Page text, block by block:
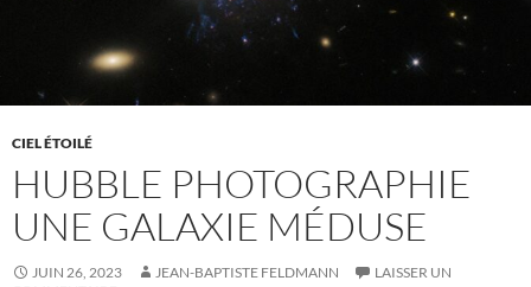
CIEL ÉTOILÉ
HUBBLE PHOTOGRAPHIE
UNE GALAXIE MÉDUSE
JUIN 26, 2023 JEAN-BAPTISTE FELDMANN
LAISSER UN